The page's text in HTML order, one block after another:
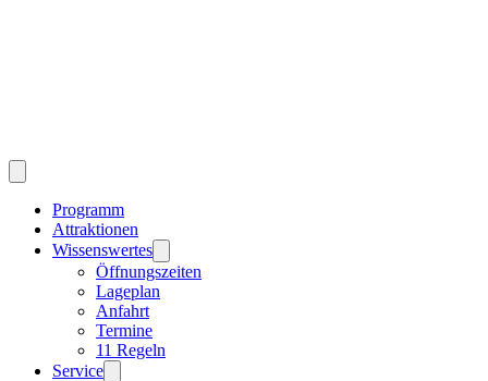
Programm
Attraktionen
Wissenswertes
Öffnungszeiten
Lageplan
Anfahrt
Termine
11 Regeln
Service